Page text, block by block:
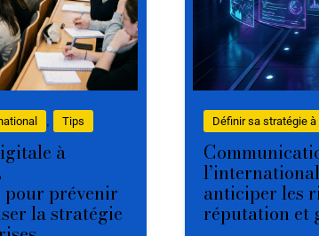
Tips
à
pour prévenir
la stratégie
Définir sa stratégie à
anticiper les
réputation et